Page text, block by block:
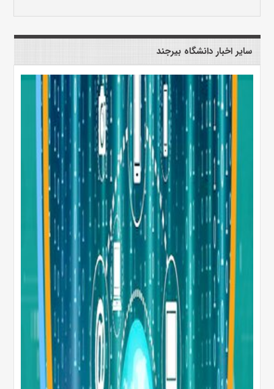
سایر اخبار دانشگاه بیرجند